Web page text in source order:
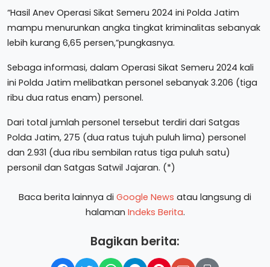
“Hasil Anev Operasi Sikat Semeru 2024 ini Polda Jatim
mampu menurunkan angka tingkat kriminalitas sebanyak
lebih kurang 6,65 persen,”pungkasnya.
Sebaga informasi, dalam Operasi Sikat Semeru 2024 kali
ini Polda Jatim melibatkan personel sebanyak 3.206 (tiga
ribu dua ratus enam) personel.
Dari total jumlah personel tersebut terdiri dari Satgas
Polda Jatim, 275 (dua ratus tujuh puluh lima) personel
dan 2.931 (dua ribu sembilan ratus tiga puluh satu)
personil dan Satgas Satwil Jajaran. (*)
Baca berita lainnya di Google News atau langsung di
halaman Indeks Berita.
Bagikan berita: